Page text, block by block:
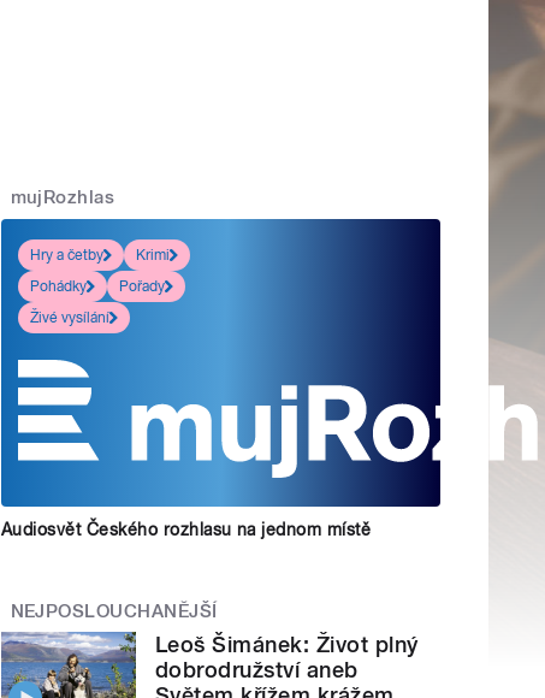
mujRozhlas
Hry a četby
Krimi
Pohádky
Pořady
Živé vysílání
Audiosvět Českého rozhlasu na jednom místě
NEJPOSLOUCHANĚJŠÍ
Leoš Šimánek: Život plný
dobrodružství aneb